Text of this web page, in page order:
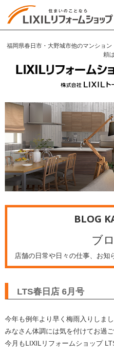
福岡県春日市・大野城市他のマンショ
頼は
BLOG
ブ
店舗の日常や日々の仕事、お知
LTS春日店 6月号
今年も例年より早く梅雨入りしまし
みなさん体調には気を付けてお過ご
今月もLIXILリフォームショップ